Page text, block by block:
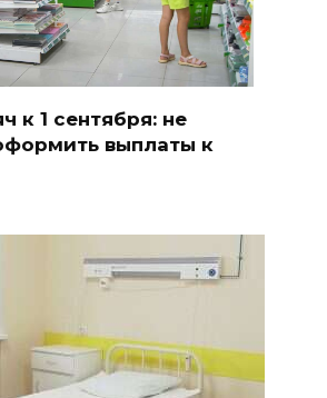
к 1 сентября: не
выплаты к